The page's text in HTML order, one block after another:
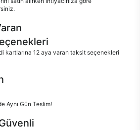
kartlarına 12 aya varan taksit seçenekleri
Aynı Gün Teslim!